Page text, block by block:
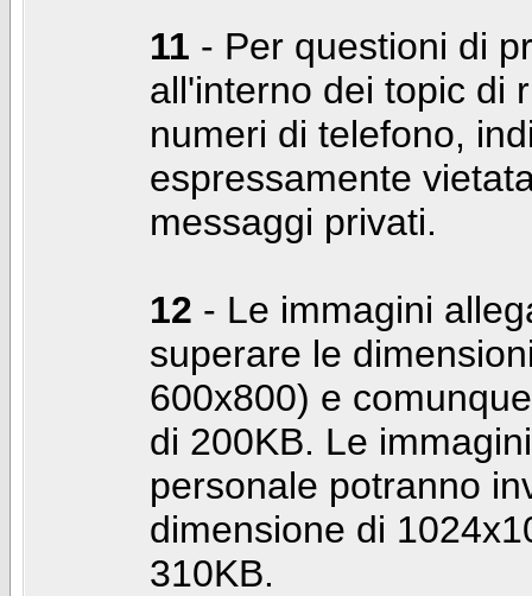
11 - Per questioni di
all'interno dei topic di
numeri di telefono,
espressamente
messaggi privati.
12 - Le immagini
superare le
600x800) e
di 200KB. Le
personale potranno
dimensione di
310KB.